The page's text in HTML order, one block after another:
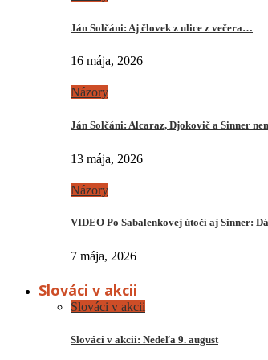
Ján Solčáni: Aj človek z ulice z večera…
16 mája, 2026
Názory
Ján Solčáni: Alcaraz, Djokovič a Sinner
13 mája, 2026
Názory
VIDEO Po Sabalenkovej útočí aj Sinner:
7 mája, 2026
Slováci v akcii
Slováci v akcii
Slováci v akcii: Nedeľa 9. august